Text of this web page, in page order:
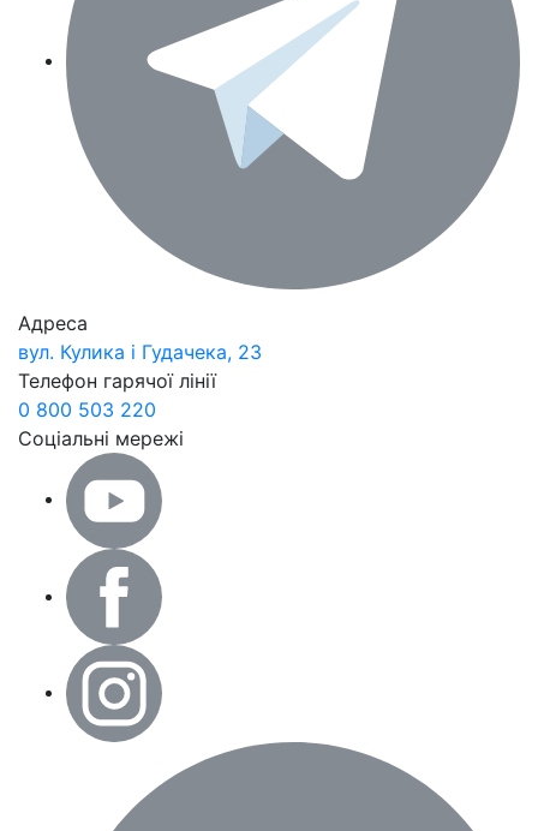
Адреса
вул. Кулика і Гудачека, 23
Телефон гарячої лінії
0 800 503 220
Соціальні мережі